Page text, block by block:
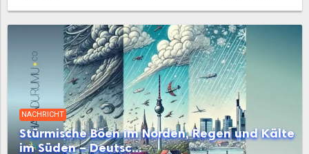
Bachem Ballern Ballweiler
Baltersweiler Bardenbach Bayerisch Kohlhof
Beaumarais Bebelsheim Beckingen
Bedersdorf Beeden Bergen
NACHRICHT
Stürmische Böen im Norden, Regen und Kälte
im Süden – Deutsc...